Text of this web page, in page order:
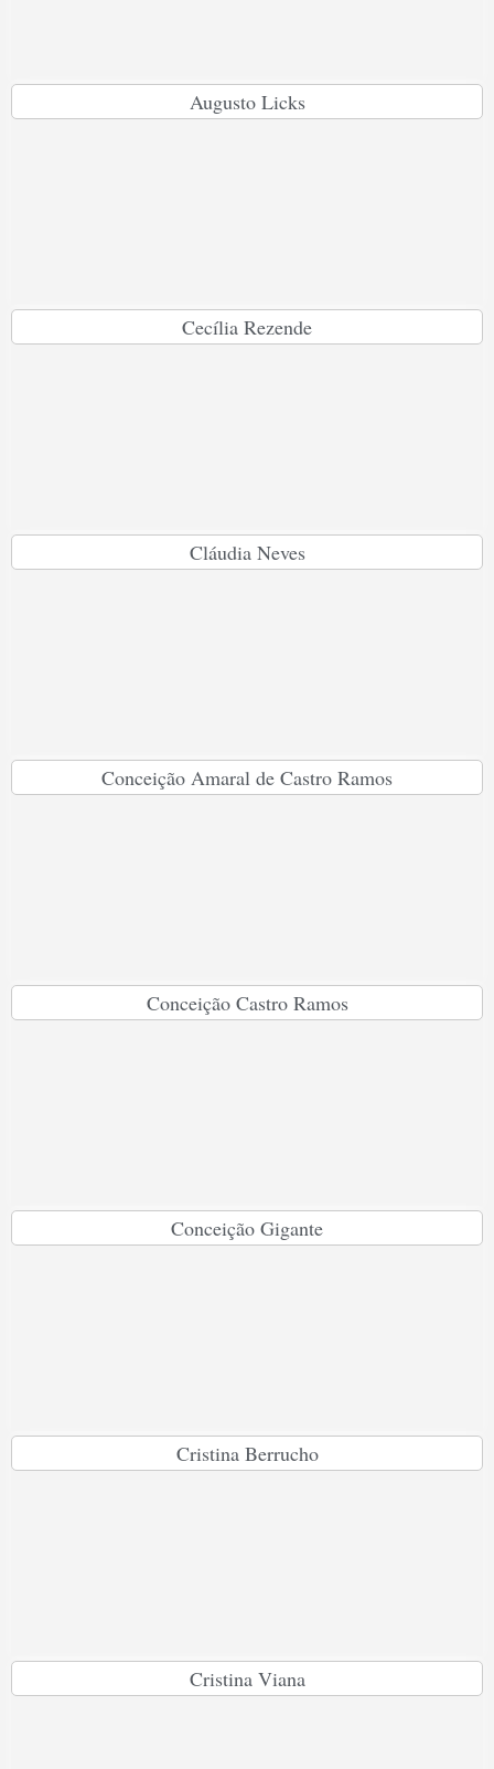
Augusto Licks
Cecília Rezende
Cláudia Neves
Conceição Amaral de Castro Ramos
Conceição Castro Ramos
Conceição Gigante
Cristina Berrucho
Cristina Viana